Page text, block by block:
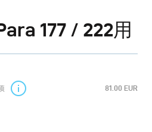
177 / 222用
81.00 EUR